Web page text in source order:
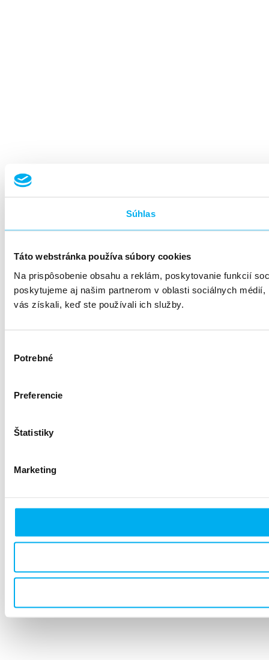
Súhlas
Táto webstránka používa súbory cookies
Na prispôsobenie obsahu a reklám, poskytovanie funkcií
poskytujeme aj našim partnerom v oblasti sociálnych
vás získali, keď ste používali ich služby.
súhlasu
Potrebné
Preferencie
Štatistiky
Marketing